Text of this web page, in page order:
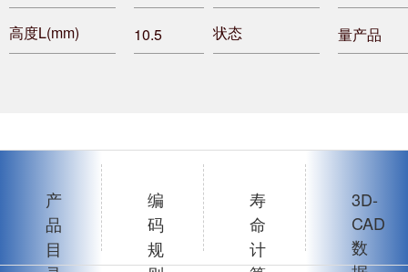
高度L(mm) 10.5 状态 量产品
产
品
目
编
码
规
寿
命
计
3D-
CAD
数